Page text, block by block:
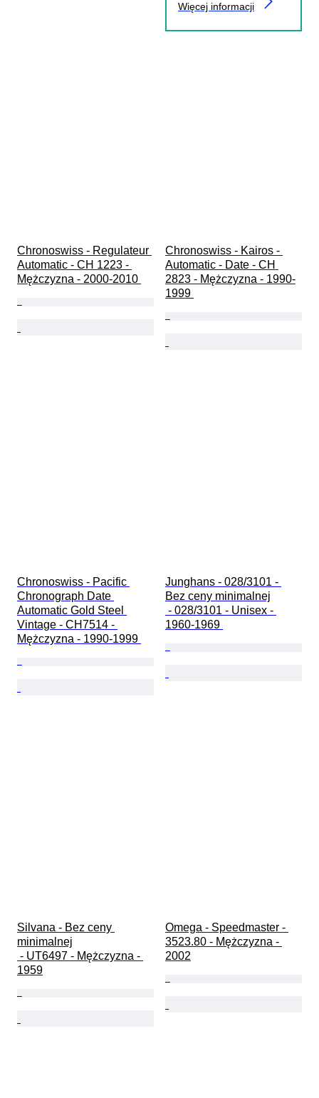
Więcej informacji
Chronoswiss - Regulateur
Automatic - CH 1223 -
Mężczyzna - 2000-2010
Chronoswiss - Kairos -
Automatic - Date - CH
2823 - Mężczyzna - 1990-
1999
Chronoswiss - Pacific
Chronograph Date
Automatic Gold Steel
Vintage - CH7514 -
Mężczyzna - 1990-1999
Junghans - 028/3101 -
Bez ceny minimalnej
1960-1969
Silvana - Bez ceny
minimalnej
1959
Omega - Speedmaster -
3523.80 - Mężczyzna -
2002